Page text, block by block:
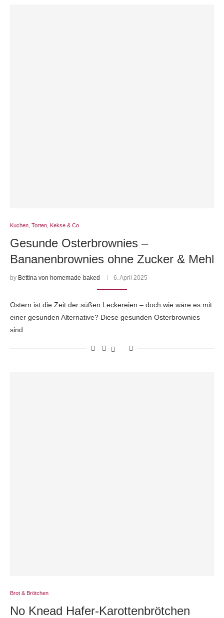
Kuchen, Torten, Kekse & Co
Gesunde Osterbrownies –
Bananenbrownies ohne Zucker & Mehl
by Bettina von homemade-baked 6. April 2025
Ostern ist die Zeit der süßen Leckereien – doch wie wäre es mit
einer gesunden Alternative? Diese gesunden Osterbrownies
sind …
Brot & Brötchen
No Knead Hafer-Karottenbrötchen